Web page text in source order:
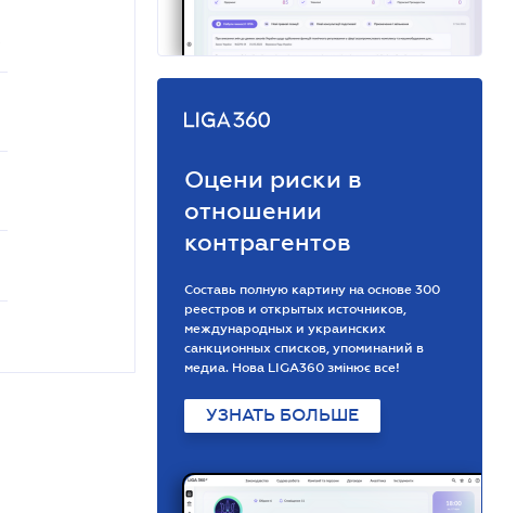
Оцени риски в
отношении
контрагентов
Составь полную картину на основе 300
реестров и открытых источников,
международных и украинских
санкционных списков, упоминаний в
медиа. Нова LIGA360 змінює все!
УЗНАТЬ БОЛЬШЕ